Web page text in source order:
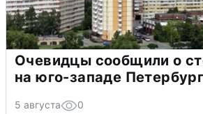
Очевидцы сообщили о
на юго-западе
5 августа 0